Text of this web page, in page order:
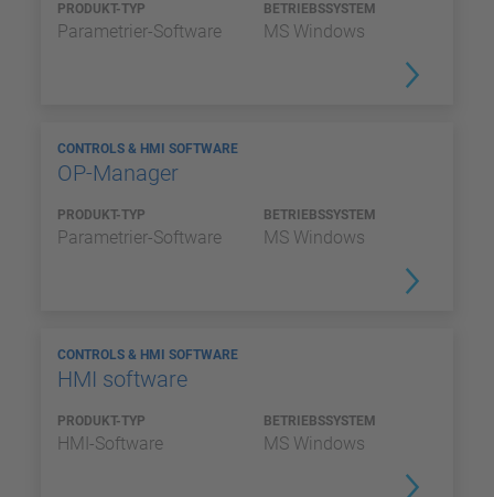
PRODUKT-TYP
Parametrier-Software
BETRIEBSSYSTEM
MS Windows
CONTROLS & HMI SOFTWARE
OP-Manager
PRODUKT-TYP
Parametrier-Software
BETRIEBSSYSTEM
MS Windows
CONTROLS & HMI SOFTWARE
HMI software
PRODUKT-TYP
HMI-Software
BETRIEBSSYSTEM
MS Windows